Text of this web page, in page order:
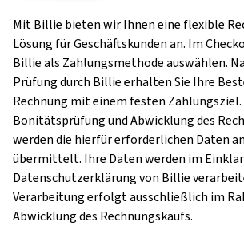
Mit Billie bieten wir Ihnen eine flexible
Lösung für Geschäftskunden an. Im
Billie als Zahlungsmethode auswählen.
Prüfung durch Billie erhalten Sie Ihre
Rechnung mit einem festen Zahlungsziel.
Bonitätsprüfung und Abwicklung des
werden die hierfür erforderlichen Daten
übermittelt. Ihre Daten werden im
Datenschutzerklärung von Billie
Verarbeitung erfolgt ausschließlich im
Abwicklung des Rechnungskaufs.